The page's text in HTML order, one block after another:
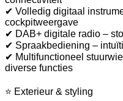
✔ Volledig digitaal
cockpitweergave
✔ DAB+ digitale radio –
✔ Spraakbediening –
✔ Multifunctioneel
diverse functies
⭐ Exterieur & styling